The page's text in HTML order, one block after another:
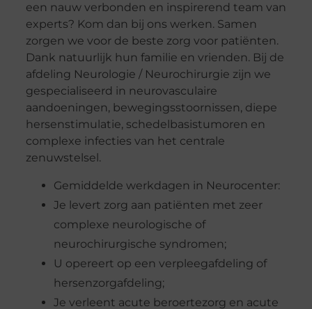
een nauw verbonden en inspirerend team van
experts? Kom dan bij ons werken. Samen
zorgen we voor de beste zorg voor patiënten.
Dank natuurlijk hun familie en vrienden. Bij de
afdeling Neurologie / Neurochirurgie zijn we
gespecialiseerd in neurovasculaire
aandoeningen, bewegingsstoornissen, diepe
hersenstimulatie, schedelbasistumoren en
complexe infecties van het centrale
zenuwstelsel.
Gemiddelde werkdagen in Neurocenter:
Je levert zorg aan patiënten met zeer
complexe neurologische of
neurochirurgische syndromen;
U opereert op een verpleegafdeling of
hersenzorgafdeling;
Je verleent acute beroertezorg en acute